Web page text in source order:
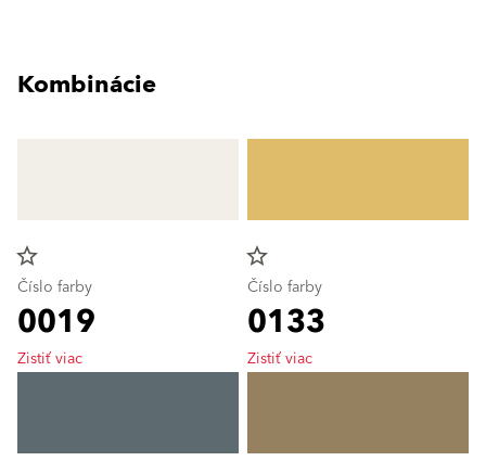
Kombinácie
star_border
Číslo farby
0019
Zistiť viac
star_border
Číslo farby
0133
Zistiť viac